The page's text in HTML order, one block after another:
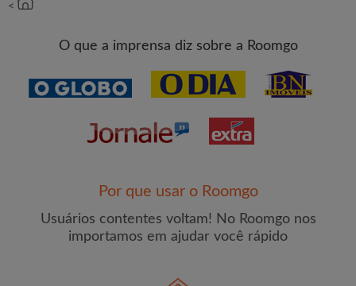
<
O que a imprensa diz sobre a Roomgo
Por que usar o Roomgo
Usuários contentes voltam! No Roomgo nos
importamos em ajudar você rápido